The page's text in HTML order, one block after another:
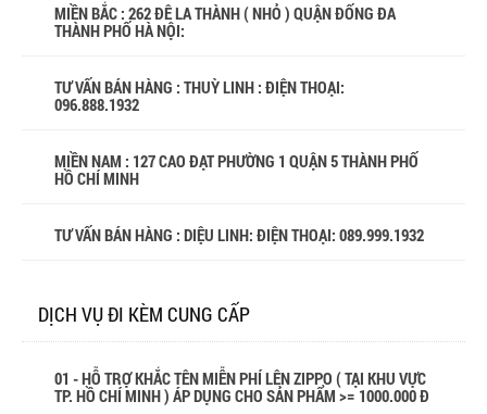
MIỀN BẮC : 262 ĐÊ LA THÀNH ( NHỎ ) QUẬN ĐỐNG ĐA
THÀNH PHỐ HÀ NỘI:
TƯ VẤN BÁN HÀNG : THUỲ LINH : ĐIỆN THOẠI:
096.888.1932
MIỀN NAM : 127 CAO ĐẠT PHƯỜNG 1 QUẬN 5 THÀNH PHỐ
HỒ CHÍ MINH
TƯ VẤN BÁN HÀNG : DIỆU LINH: ĐIỆN THOẠI: 089.999.1932
DỊCH VỤ ĐI KÈM CUNG CẤP
01 - HỖ TRỢ KHẮC TÊN MIỄN PHÍ LÊN ZIPPO ( TẠI KHU VỰC
TP. HỒ CHÍ MINH ) ÁP DỤNG CHO SẢN PHẨM >= 1000.000 Đ